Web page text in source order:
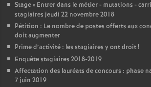
Stage « Entrer dans le métier - mutations -
stagiaires jeudi 22 novembre 2018
Pétition : Le nombre de postes offerts aux
doit augmenter
Prime d’activité : les stagiaires y ont droit!
Enquête stagiaires 2018-2019
Affectation des lauréats de concours : phase
7 juin 2019